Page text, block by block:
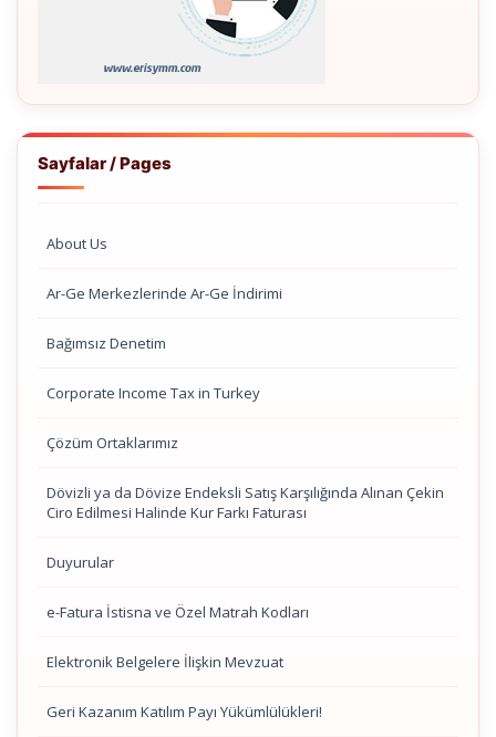
Sayfalar / Pages
About Us
Ar-Ge Merkezlerinde Ar-Ge İndirimi
Bağımsız Denetim
Corporate Income Tax in Turkey
Çözüm Ortaklarımız
Dövizli ya da Dövize Endeksli Satış Karşılığında Alınan Çekin
Ciro Edilmesi Halinde Kur Farkı Faturası
Duyurular
e-Fatura İstisna ve Özel Matrah Kodları
Elektronik Belgelere İlişkin Mevzuat
Geri Kazanım Katılım Payı Yükümlülükleri!